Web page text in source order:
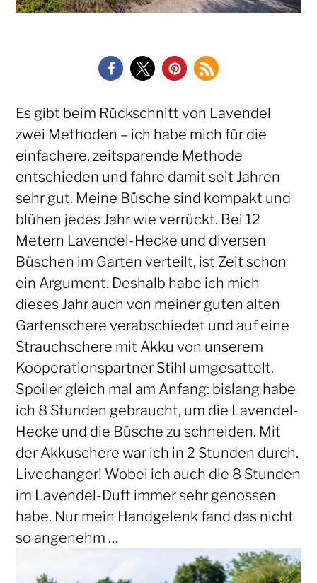
Es gibt beim Rückschnitt von Lavendel
zwei Methoden – ich habe mich für die
einfachere, zeitsparende Methode
entschieden und fahre damit seit Jahren
sehr gut. Meine Büsche sind kompakt und
blühen jedes Jahr wie verrückt. Bei 12
Metern Lavendel-Hecke und diversen
Büschen im Garten verteilt, ist Zeit schon
ein Argument. Deshalb habe ich mich
dieses Jahr auch von meiner guten alten
Gartenschere verabschiedet und auf eine
Strauchschere mit Akku von unserem
Kooperationspartner Stihl umgesattelt.
Spoiler gleich mal am Anfang: bislang habe
ich 8 Stunden gebraucht, um die Lavendel-
Hecke und die Büsche zu schneiden. Mit
der Akkuschere war ich in 2 Stunden durch.
Livechanger! Wobei ich auch die 8 Stunden
im Lavendel-Duft immer sehr genossen
habe. Nur mein Handgelenk fand das nicht
so angenehm …